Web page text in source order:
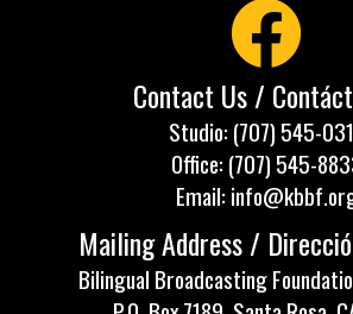
Contact Us /
Studio: (707) 545-
Office: (707) 545-
Email:
Mailing Address /
Bilingual Broadcasting